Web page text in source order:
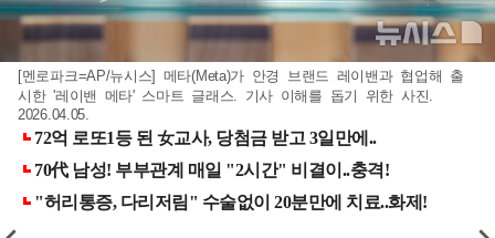
[멘로파크=AP/뉴시스] 메타(Meta)가 안경 브랜드 레이밴과 협업해 출
시한 '레이밴 메타' 스마트 글래스. 기사 이해를 돕기 위한 사진.
2026.04.05.